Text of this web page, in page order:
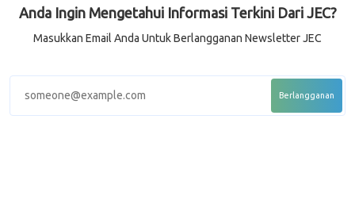
Anda Ingin Mengetahui Informasi Terkini Dari JEC?
Masukkan Email Anda Untuk Berlangganan Newsletter JEC